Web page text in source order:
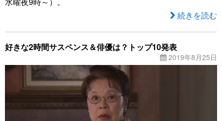
続きを読む
好きな2時間サスペンス＆俳優は？トップ10発表
2019年8月25日